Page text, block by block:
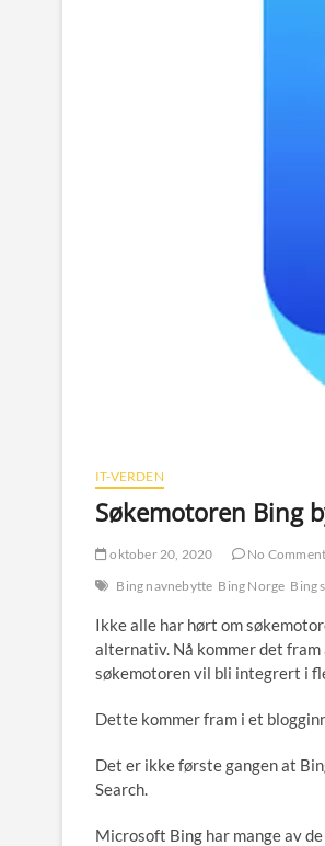
IT-VERDEN
Søkemotoren Bing
oktober 20, 2020
No
Bing navnebytte Bing Norge Bing
Ikke alle har hørt om
alternativ. Nå kommer det
søkemotoren vil bli integrert i
Dette kommer fram i et
Det er ikke første gangen at
Search.
Microsoft Bing har mange av